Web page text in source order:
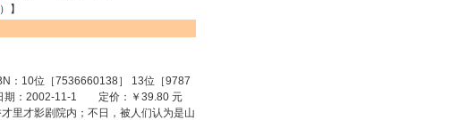
）】
10位［7536660138］ 13位［9787
：2002-11-1 定价：￥39.80 元
里才影剧院内；不日，被人们认为是山